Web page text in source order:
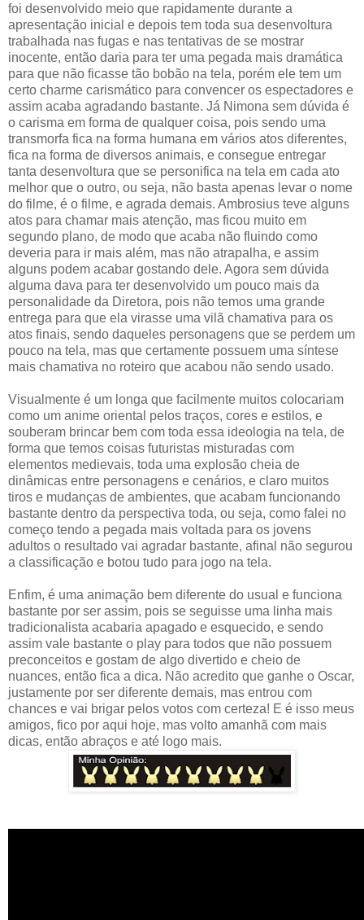
foi desenvolvido meio que rapidamente durante a
apresentação inicial e depois tem toda sua desenvoltura
trabalhada nas fugas e nas tentativas de se mostrar
inocente, então daria para ter uma pegada mais dramática
para que não ficasse tão bobão na tela, porém ele tem um
certo charme carismático para convencer os espectadores e
assim acaba agradando bastante. Já Nimona sem dúvida é
o carisma em forma de qualquer coisa, pois sendo uma
transmorfa fica na forma humana em vários atos diferentes,
fica na forma de diversos animais, e consegue entregar
tanta desenvoltura que se personifica na tela em cada ato
melhor que o outro, ou seja, não basta apenas levar o nome
do filme, é o filme, e agrada demais. Ambrosius teve alguns
atos para chamar mais atenção, mas ficou muito em
segundo plano, de modo que acaba não fluindo como
deveria para ir mais além, mas não atrapalha, e assim
alguns podem acabar gostando dele. Agora sem dúvida
alguma dava para ter desenvolvido um pouco mais da
personalidade da Diretora, pois não temos uma grande
entrega para que ela virasse uma vilã chamativa para os
atos finais, sendo daqueles personagens que se perdem um
pouco na tela, mas que certamente possuem uma síntese
mais chamativa no roteiro que acabou não sendo usado.
Visualmente é um longa que facilmente muitos colocariam
como um anime oriental pelos traços, cores e estilos, e
souberam brincar bem com toda essa ideologia na tela, de
forma que temos coisas futuristas misturadas com
elementos medievais, toda uma explosão cheia de
dinâmicas entre personagens e cenários, e claro muitos
tiros e mudanças de ambientes, que acabam funcionando
bastante dentro da perspectiva toda, ou seja, como falei no
começo tendo a pegada mais voltada para os jovens
adultos o resultado vai agradar bastante, afinal não segurou
a classificação e botou tudo para jogo na tela.
Enfim, é uma animação bem diferente do usual e funciona
bastante por ser assim, pois se seguisse uma linha mais
tradicionalista acabaria apagado e esquecido, e sendo
assim vale bastante o play para todos que não possuem
preconceitos e gostam de algo divertido e cheio de
nuances, então fica a dica. Não acredito que ganhe o Oscar,
justamente por ser diferente demais, mas entrou com
chances e vai brigar pelos votos com certeza! E é isso meus
amigos, fico por aqui hoje, mas volto amanhã com mais
dicas, então abraços e até logo mais.